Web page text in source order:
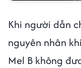
Khi người dẫn
nguyên nhân
Mel B không